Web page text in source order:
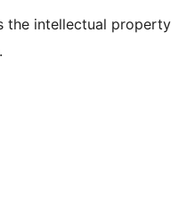
the intellectual property